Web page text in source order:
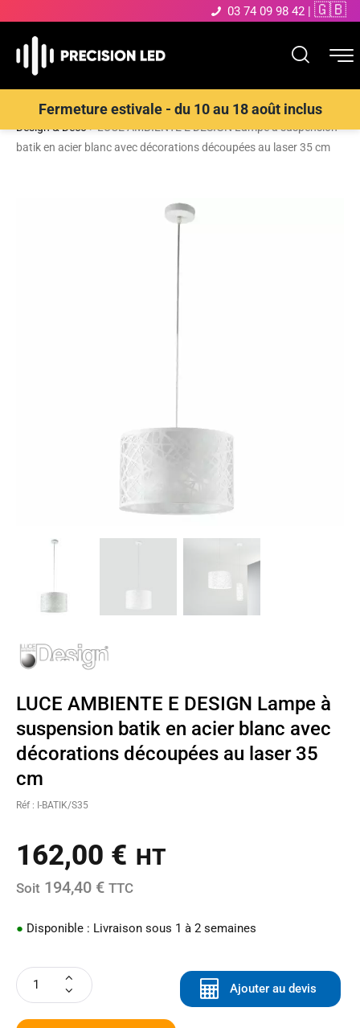
03 74 09 98 42 | 🇬🇧
Fermeture estivale - du 10 au 18 août inclus
Accueil>Boutique>ECLAIRAGE INTERIEUR LED>Suspensions
Design & Déco>LUCE AMBIENTE E DESIGN Lampe à suspension
batik en acier blanc avec décorations découpées au laser 35 cm
LUCE AMBIENTE E DESIGN Lampe à
suspension batik en acier blanc avec
décorations découpées au laser 35
cm
Réf : I-BATIK/S35
162,00 € HT
Soit 194,40 € TTC
● Disponible : Livraison sous 1 à 2 semaines
Ajouter au devis